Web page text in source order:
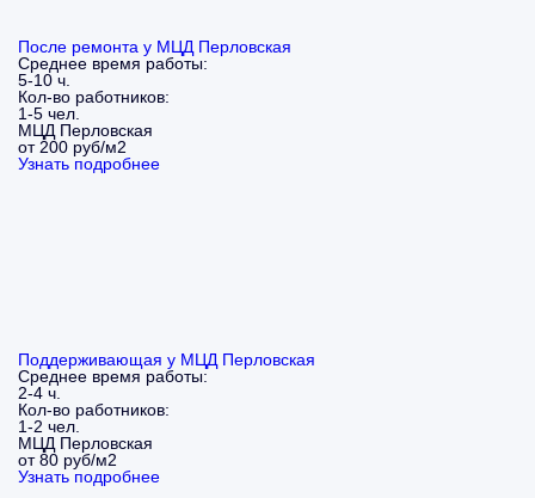
После ремонта у МЦД Перловская
Среднее время работы:
5-10 ч.
Кол-во работников:
1-5 чел.
МЦД Перловская
от 200 руб/м2
Узнать подробнее
Поддерживающая у МЦД Перловская
Среднее время работы:
2-4 ч.
Кол-во работников:
1-2 чел.
МЦД Перловская
от 80 руб/м2
Узнать подробнее